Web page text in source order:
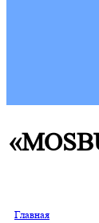
Главная